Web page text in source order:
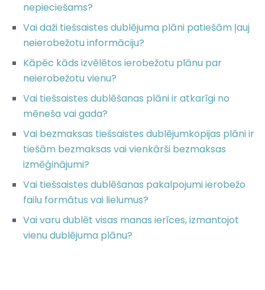
nepieciešams?
Vai daži tiešsaistes dublējuma plāni patiešām ļauj
neierobežotu informāciju?
Kāpēc kāds izvēlētos ierobežotu plānu par
neierobežotu vienu?
Vai tiešsaistes dublēšanas plāni ir atkarīgi no
mēneša vai gada?
Vai bezmaksas tiešsaistes dublējumkopijas plāni ir
tiešām bezmaksas vai vienkārši bezmaksas
izmēģinājumi?
Vai tiešsaistes dublēšanas pakalpojumi ierobežo
failu formātus vai lielumus?
Vai varu dublēt visas manas ierīces, izmantojot
vienu dublējuma plānu?